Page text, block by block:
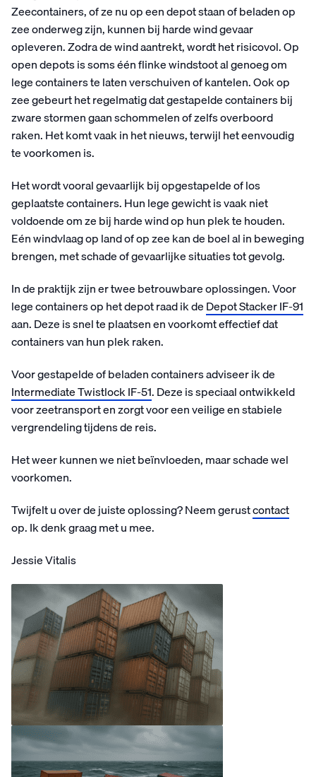
Zeecontainers, of ze nu op een depot staan of beladen op
zee onderweg zijn, kunnen bij harde wind gevaar
opleveren. Zodra de wind aantrekt, wordt het risicovol. Op
open depots is soms één flinke windstoot al genoeg om
lege containers te laten verschuiven of kantelen. Ook op
zee gebeurt het regelmatig dat gestapelde containers bij
zware stormen gaan schommelen of zelfs overboord
raken. Het komt vaak in het nieuws, terwijl het eenvoudig
te voorkomen is.
Het wordt vooral gevaarlijk bij opgestapelde of los
geplaatste containers. Hun lege gewicht is vaak niet
voldoende om ze bij harde wind op hun plek te houden.
Eén windvlaag op land of op zee kan de boel al in beweging
brengen, met schade of gevaarlijke situaties tot gevolg.
In de praktijk zijn er twee betrouwbare oplossingen. Voor
lege containers op het depot raad ik deDepot Stacker IF-91
aan. Deze is snel te plaatsen en voorkomt effectief dat
containers van hun plek raken.
Voor gestapelde of beladen containers adviseer ik de
Intermediate Twistlock IF-51. Deze is speciaal ontwikkeld
voor zeetransport en zorgt voor een veilige en stabiele
vergrendeling tijdens de reis.
Het weer kunnen we niet beïnvloeden, maar schade wel
voorkomen.
Twijfelt u over de juiste oplossing? Neem gerustcontact
op. Ik denk graag met u mee.
Jessie Vitalis